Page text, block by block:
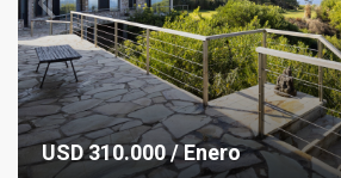
USD 310.000 / Enero